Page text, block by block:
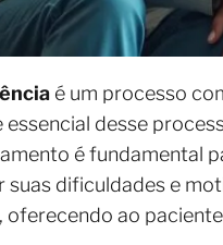
é um processo
desse
é fundamental
dificuldades e
, oferecendo ao